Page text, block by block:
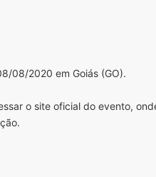
08/2020 em Goiás (GO).
o site oficial do evento,